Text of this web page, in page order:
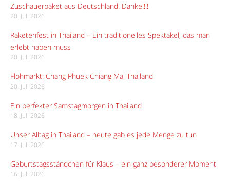
Zuschauerpaket aus Deutschland! Danke!!!!
20. Juli 2026
Raketenfest in Thailand – Ein traditionelles Spektakel, das man
erlebt haben muss
20. Juli 2026
Flohmarkt: Chang Phuek Chiang Mai Thailand
20. Juli 2026
Ein perfekter Samstagmorgen in Thailand
18. Juli 2026
Unser Alltag in Thailand – heute gab es jede Menge zu tun
17. Juli 2026
Geburtstagsständchen für Klaus – ein ganz besonderer Moment
16. Juli 2026